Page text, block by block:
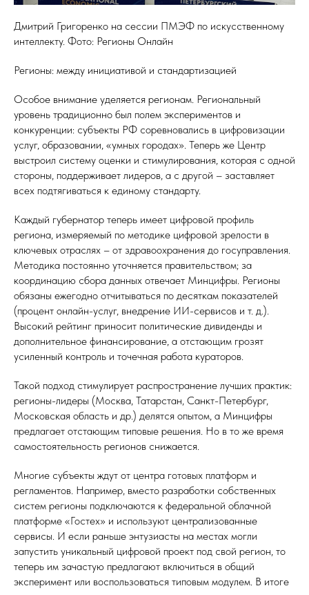
Дмитрий Григоренко на сессии ПМЭФ по искусственному
интеллекту. Фото: Регионы Онлайн
Регионы: между инициативой и стандартизацией
Особое внимание уделяется регионам. Региональный
уровень традиционно был полем экспериментов и
конкуренции: субъекты РФ соревновались в цифровизации
услуг, образовании, «умных городах». Теперь же Центр
выстроил систему оценки и стимулирования, которая с одной
стороны, поддерживает лидеров, а с другой – заставляет
всех подтягиваться к единому стандарту.
Каждый губернатор теперь имеет цифровой профиль
региона, измеряемый по методике цифровой зрелости в
ключевых отраслях – от здравоохранения до госуправления.
Методика постоянно уточняется правительством; за
координацию сбора данных отвечает Минцифры. Регионы
обязаны ежегодно отчитываться по десяткам показателей
(процент онлайн-услуг, внедрение ИИ-сервисов и т. д.).
Высокий рейтинг приносит политические дивиденды и
дополнительное финансирование, а отстающим грозят
усиленный контроль и точечная работа кураторов.
Такой подход стимулирует распространение лучших практик:
регионы-лидеры (Москва, Татарстан, Санкт-Петербург,
Московская область и др.) делятся опытом, а Минцифры
предлагает отстающим типовые решения. Но в то же время
самостоятельность регионов снижается.
Многие субъекты ждут от центра готовых платформ и
регламентов. Например, вместо разработки собственных
систем регионы подключаются к федеральной облачной
платформе «Гостех» и используют централизованные
сервисы. И если раньше энтузиасты на местах могли
запустить уникальный цифровой проект под свой регион, то
теперь им зачастую предлагают включиться в общий
эксперимент или воспользоваться типовым модулем. В итоге